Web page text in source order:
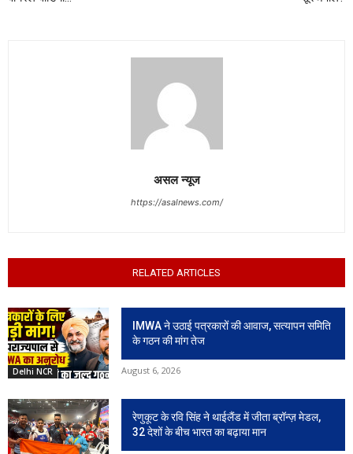
असल न्यूज
https://asalnews.com/
RELATED ARTICLES
Delhi NCR
IMWA ने उठाई पत्रकारों की आवाज, सत्यापन समिति
के गठन की मांग तेज
August 6, 2026
रेणुकूट के रवि सिंह ने थाईलैंड में जीता ब्रॉन्ज़ मेडल,
32 देशों के बीच भारत का बढ़ाया मान